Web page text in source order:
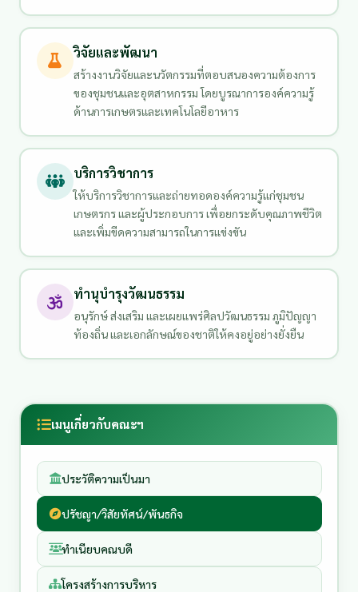
วิจัยและพัฒนา
สร้างงานวิจัยและนวัตกรรมที่ตอบสนองความต้องการ
ของชุมชนและอุตสาหกรรม โดยบูรณาการองค์ความรู้
ด้านการเกษตรและเทคโนโลยีอาหาร
บริการวิชาการ
ให้บริการวิชาการและถ่ายทอดองค์ความรู้แก่ชุมชน
เกษตรกร และผู้ประกอบการ เพื่อยกระดับคุณภาพชีวิต
และเพิ่มขีดความสามารถในการแข่งขัน
ทำนุบำรุงวัฒนธรรม
อนุรักษ์ ส่งเสริม และเผยแพร่ศิลปวัฒนธรรม ภูมิปัญญา
ท้องถิ่น และเอกลักษณ์ของชาติให้คงอยู่อย่างยั่งยืน
เมนูเกี่ยวกับคณะฯ
ประวัติความเป็นมา
ปรัชญา/วิสัยทัศน์/พันธกิจ
ทำเนียบคณบดี
โครงสร้างการบริหาร